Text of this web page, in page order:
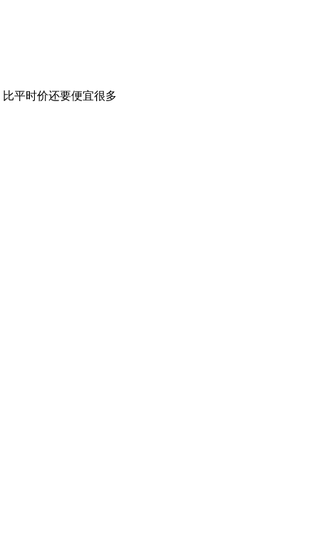
平时价还要便宜很多